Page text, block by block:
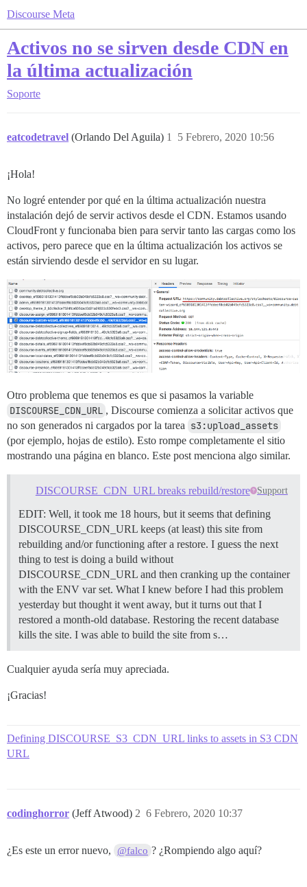
Discourse Meta
Activos no se sirven desde CDN en
la última actualización
Soporte
eatcodetravel (Orlando Del Aguila) 5 Febrero, 2020 10:56
1
¡Hola!
No logré entender por qué en la última actualización nuestra
instalación dejó de servir activos desde el CDN. Estamos usando
CloudFront y funcionaba bien para servir tanto las cargas como los
activos, pero parece que en la última actualización los activos se
están sirviendo desde el servidor en su lugar.
Otro problema que tenemos es que si pasamos la variable
DISCOURSE_CDN_URL , Discourse comienza a solicitar activos que
no son generados ni cargados por la tarea s3:upload_assets
(por ejemplo, hojas de estilo). Esto rompe completamente el sitio
mostrando una página en blanco. Este post menciona algo similar.
DISCOURSE_CDN_URL breaks rebuild/restore Support
EDIT: Well, it took me 18 hours, but it seems that defining
DISCOURSE_CDN_URL keeps (at least) this site from
rebuilding and/or functioning after a restore. I guess the next
thing to test is doing a build without
DISCOURSE_CDN_URL and then cranking up the container
with the ENV var set. What I knew before I had this problem
yesterday but thought it went away, but it turns out that I
restored a month-old database. Restoring the recent database
kills the site. I was able to build the site from s…
Cualquier ayuda sería muy apreciada.
¡Gracias!
Defining DISCOURSE_S3_CDN_URL links to assets in S3 CDN
URL
codinghorror (Jeff Atwood) 6 Febrero, 2020 10:37
2
¿Es este un error nuevo, @falco ? ¿Rompiendo algo aquí?